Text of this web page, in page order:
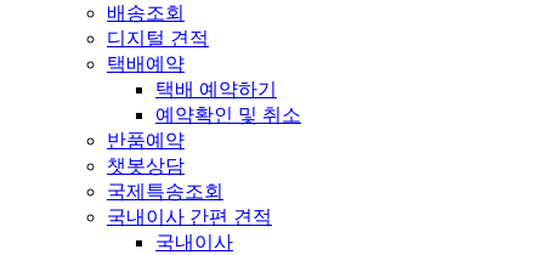
배송조회
디지털 견적
택배예약
택배 예약하기
예약확인 및 취소
반품예약
챗봇상담
국제특송조회
국내이사 간편 견적
국내이사